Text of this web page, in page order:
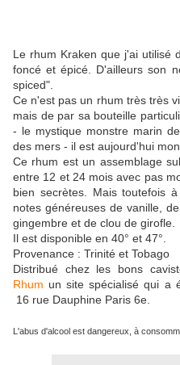
Le rhum Kraken que j'ai utilisé
foncé et épicé. D'ailleurs son
spiced".
Ce n'est pas un rhum très très
mais de par sa bouteille
- le mystique monstre marin
des mers - il est aujourd'hui
Ce rhum est un assemblage
entre 12 et 24 mois avec pas
bien secrètes. Mais toutefois
notes généreuses de vanille,
gingembre et de clou de girofle.
Il est disponible en 40° et 47°.
Provenance : Trinité et Tobago
Distribué chez les bons
Rhum un site spécialisé qui a
16 rue Dauphine Paris 6e.
L'abus d'alcool est dangereux, à